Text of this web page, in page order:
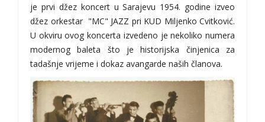
je prvi džez koncert u Sarajevu 1954. godine izveo
džez orkestar "MC" JAZZ pri KUD Miljenko Cvitković.
U okviru ovog koncerta izvedeno je nekoliko numera
modernog baleta što je historijska činjenica za
tadašnje vrijeme i dokaz avangarde naših članova.